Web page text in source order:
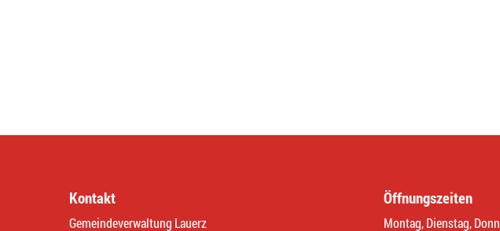
Kontakt
Gemeindeverwaltung Lauerz
Öffnungszeiten
Montag, Dienstag,